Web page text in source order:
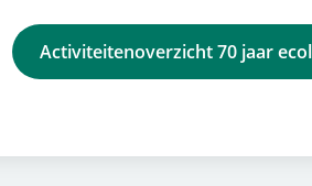
Activiteitenoverzicht 70 jaar